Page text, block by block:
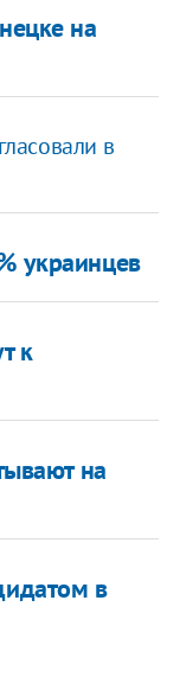
на
в
украинцев
к
на
в